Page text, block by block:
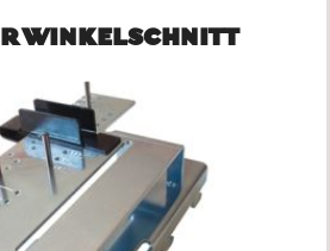
WINKELSCHNITT